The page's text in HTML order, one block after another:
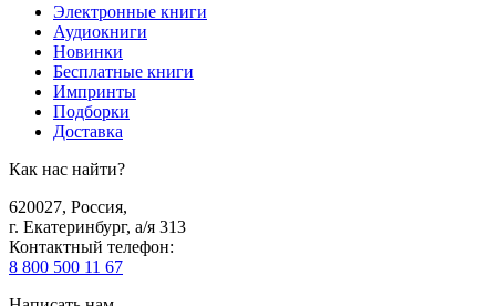
Электронные книги
Аудиокниги
Новинки
Бесплатные книги
Импринты
Подборки
Доставка
Как нас найти?
620027, Россия,
г. Екатеринбург, а/я 313
Контактный телефон:
8 800 500 11 67